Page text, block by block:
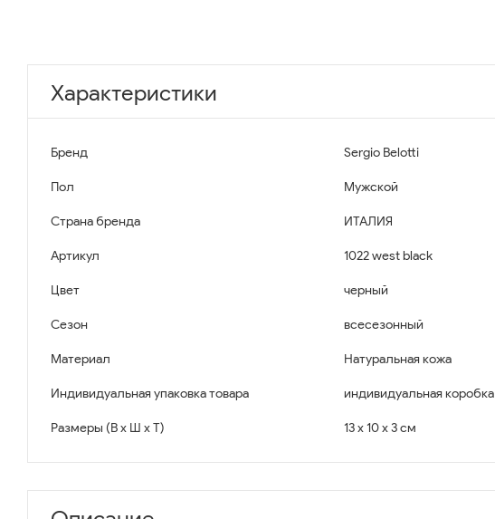
Характеристики
Бренд Sergio Belotti
Пол Мужской
Страна бренда ИТАЛИЯ
Артикул 1022 west black
Цвет черный
Сезон всесезонный
Материал Натуральная кожа
Индивидуальная упаковка товара индивидуальная коробка
Размеры (В x Ш x Т) 13 x 10 x 3 см